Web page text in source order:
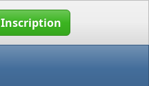
Inscription